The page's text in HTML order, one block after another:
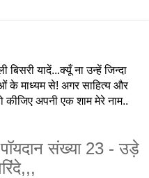
बिसरी यादें...क्यूँ ना उन्हें जिन्दा
के माध्यम से! अगर साहित्य और
कीजिए अपनी एक शाम मेरे नाम..
पॉयदान संख्या 23 - उड़े